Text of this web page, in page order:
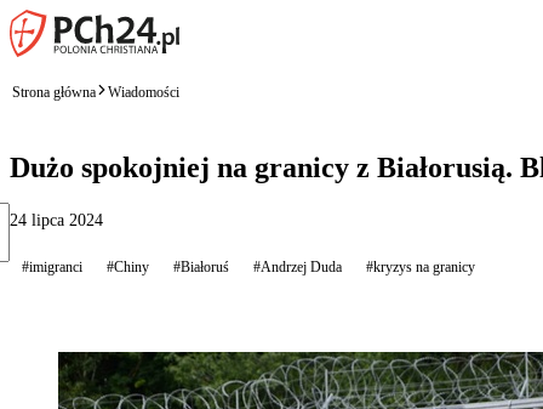
Strona główna Wiadomości
Dużo spokojniej na granicy z Białorusią.
24 lipca 2024
#imigranci #Chiny #Białoruś #Andrzej Duda #kryzys na granicy